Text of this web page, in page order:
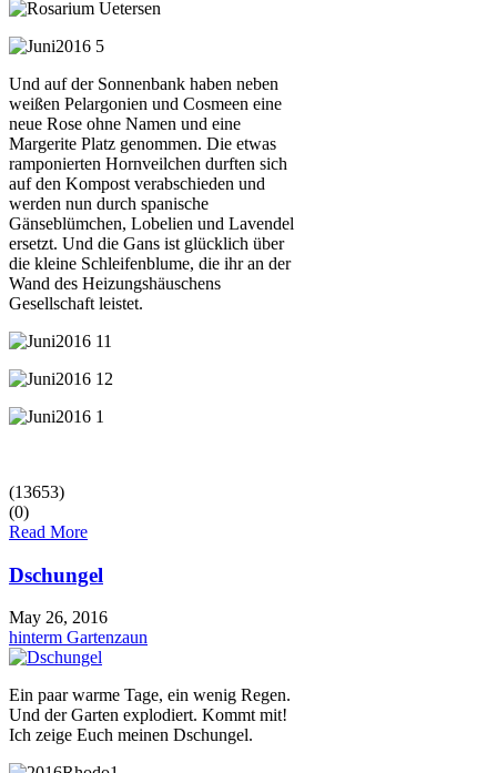
Und auf der Sonnenbank haben neben
weißen Pelargonien und Cosmeen eine
neue Rose ohne Namen und eine
Margerite Platz genommen. Die etwas
ramponierten Hornveilchen durften sich
auf den Kompost verabschieden und
werden nun durch spanische
Gänseblümchen, Lobelien und Lavendel
ersetzt. Und die Gans ist glücklich über
die kleine Schleifenblume, die ihr an der
Wand des Heizungshäuschens
Gesellschaft leistet.
(13653)
(0)
Read More
Dschungel
May 26, 2016
hinterm Gartenzaun
Ein paar warme Tage, ein wenig Regen.
Und der Garten explodiert. Kommt mit!
Ich zeige Euch meinen Dschungel.